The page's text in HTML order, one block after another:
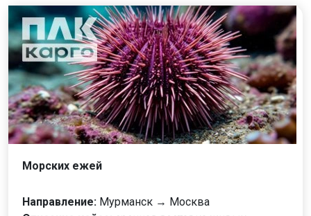
Морских ежей
Направление: Мурманск → Москва